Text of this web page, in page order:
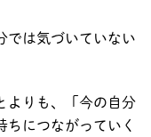
では気づいていない
よりも、「今の自分
ちにつながっていく